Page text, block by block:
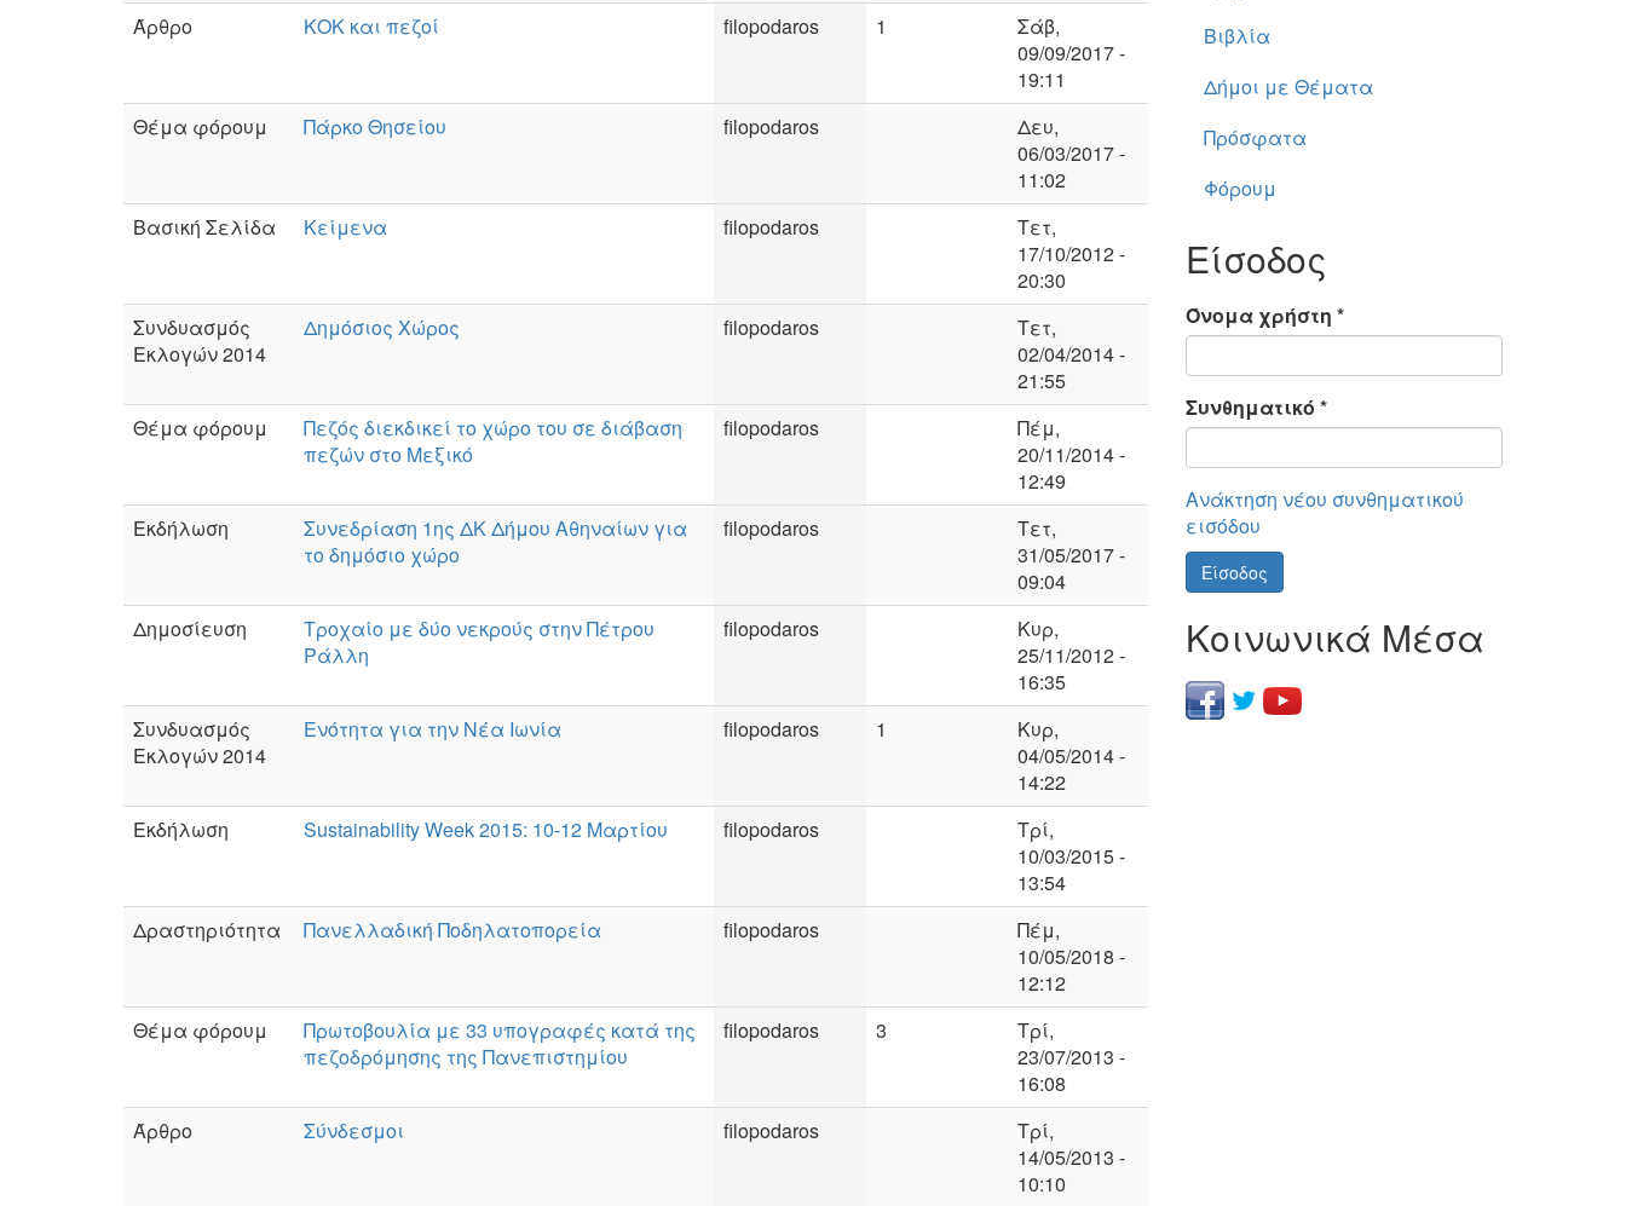
Άρθρο
ΚΟΚ και πεζοί filopodaros 1
Σάβ,
09/09/2017 -
19:11
Θέμα φόρουμ
Πάρκο Θησείου filopodaros
Δευ,
06/03/2017 -
11:02
Βασική Σελίδα
Κείμενα filopodaros
Τετ,
17/10/2012 -
20:30
Συνδυασμός
Εκλογών 2014
Δημόσιος Χώρος filopodaros
Τετ,
02/04/2014 -
21:55
Θέμα φόρουμ
Πεζός διεκδικεί το χώρο του σε διάβαση
πεζών στο Μεξικό
filopodaros
Πέμ,
20/11/2014 -
12:49
Εκδήλωση
Συνεδρίαση 1ης ΔΚ Δήμου Αθηναίων για
το δημόσιο χώρο
filopodaros
Τετ,
31/05/2017 -
09:04
Δημοσίευση
Τροχαίο με δύο νεκρούς στην Πέτρου
Ράλλη
filopodaros
Κυρ,
25/11/2012 -
16:35
Συνδυασμός
Εκλογών 2014
Ενότητα για την Νέα Ιωνία filopodaros 1
Κυρ,
04/05/2014 -
14:22
Εκδήλωση
Sustainability Week 2015: 10-12 Μαρτίου filopodaros
Τρί,
10/03/2015 -
13:54
Δραστηριότητα
Πανελλαδική Ποδηλατοπορεία filopodaros
Πέμ,
10/05/2018 -
12:12
Θέμα φόρουμ
Πρωτοβουλία με 33 υπογραφές κατά της
πεζοδρόμησης της Πανεπιστημίου
filopodaros 3
Τρί,
23/07/2013 -
16:08
Άρθρο
Σύνδεσμοι filopodaros
Τρί,
14/05/2013 -
10:10
Βιβλία
Δήμοι με Θέματα
Πρόσφατα
Φόρουμ
Είσοδος
Όνομα χρήστη *
Συνθηματικό *
Ανάκτηση νέου συνθηματικού
εισόδου
Είσοδος
Κοινωνικά Μέσα